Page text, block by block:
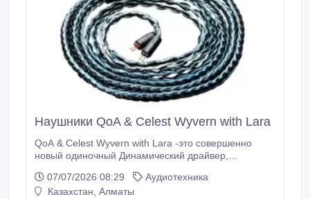
Наушники QoA & Celest Wyvern with Lara
QoA & Celest Wyvern with Lara -это совершенно
новый одиночный Динамический драйвер,
Творца из китайской мифологии. Согласно
предыстории, Виверн создал землю и породил
07/07/2026 08:29
Аудиотехника
Казахстан, Алматы